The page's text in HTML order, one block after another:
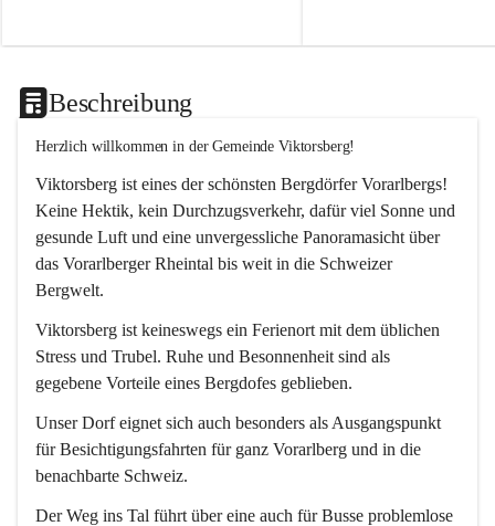
Beschreibung
Herzlich willkommen in der Gemeinde Viktorsberg!
Viktorsberg ist eines der schönsten Bergdörfer Vorarlbergs!
Keine Hektik, kein Durchzugsverkehr, dafür viel Sonne und
gesunde Luft und eine unvergessliche Panoramasicht über
das Vorarlberger Rheintal bis weit in die Schweizer
Bergwelt.
Viktorsberg ist keineswegs ein Ferienort mit dem üblichen
Stress und Trubel. Ruhe und Besonnenheit sind als
gegebene Vorteile eines Bergdofes geblieben.
Unser Dorf eignet sich auch besonders als Ausgangspunkt
für Besichtigungsfahrten für ganz Vorarlberg und in die
benachbarte Schweiz.
Der Weg ins Tal führt über eine auch für Busse problemlose